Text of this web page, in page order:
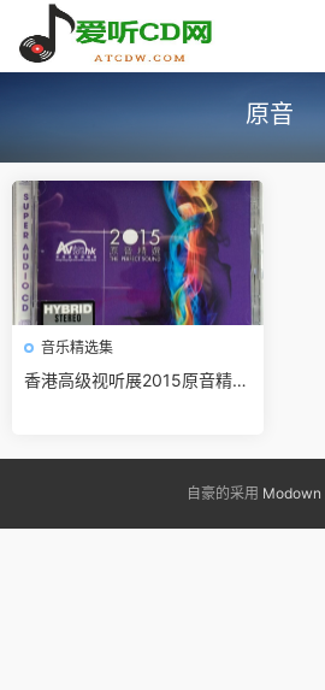
原音
音乐精选集
香港高级视听展2015原音精选
自豪的采用 Modown